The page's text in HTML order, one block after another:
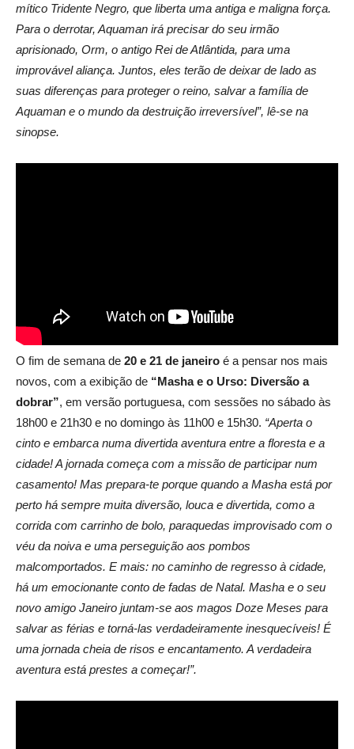
mítico Tridente Negro, que liberta uma antiga e maligna força.
Para o derrotar, Aquaman irá precisar do seu irmão
aprisionado, Orm, o antigo Rei de Atlântida, para uma
improvável aliança. Juntos, eles terão de deixar de lado as
suas diferenças para proteger o reino, salvar a família de
Aquaman e o mundo da destruição irreversível”, lê-se na
sinopse.
O fim de semana de 20 e 21 de janeiro é a pensar nos mais
novos, com a exibição de “Masha e o Urso: Diversão a
dobrar”, em versão portuguesa, com sessões no sábado às
18h00 e 21h30 e no domingo às 11h00 e 15h30. “Aperta o
cinto e embarca numa divertida aventura entre a floresta e a
cidade! A jornada começa com a missão de participar num
casamento! Mas prepara-te porque quando a Masha está por
perto há sempre muita diversão, louca e divertida, como a
corrida com carrinho de bolo, paraquedas improvisado com o
véu da noiva e uma perseguição aos pombos
malcomportados. E mais: no caminho de regresso à cidade,
há um emocionante conto de fadas de Natal. Masha e o seu
novo amigo Janeiro juntam-se aos magos Doze Meses para
salvar as férias e torná-las verdadeiramente inesquecíveis! É
uma jornada cheia de risos e encantamento. A verdadeira
aventura está prestes a começar!”.